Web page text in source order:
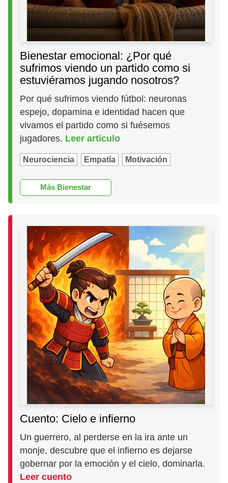
Bienestar emocional: ¿Por qué
sufrimos viendo un partido como si
estuviéramos jugando nosotros?
Por qué sufrimos viendo fútbol: neuronas
espejo, dopamina e identidad hacen que
vivamos el partido como si fuésemos
jugadores. Leer artículo
Neurociencia Empatía Motivación
Más Bienestar
Cuento: Cielo e infierno
Un guerrero, al perderse en la ira ante un
monje, descubre que el infierno es dejarse
gobernar por la emoción y el cielo, dominarla.
Leer cuento